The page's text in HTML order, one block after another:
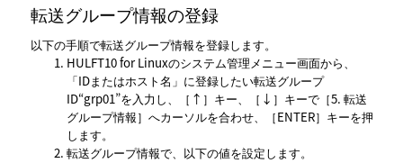
転送グループ情報の登録
以下の手順で転送グループ情報を登録します。
HULFT10 for Linuxのシステム管理メニュー画面から、
IDまたはホスト名
に登録したい転送グループ
ID“grp01”を入力し、
↑ キー、 ↓ キーで
5. 転送
グループ情報
へカーソルを合わせ、 ENTER
キーを押
します。
転送グループ情報で、以下の値を設定します。